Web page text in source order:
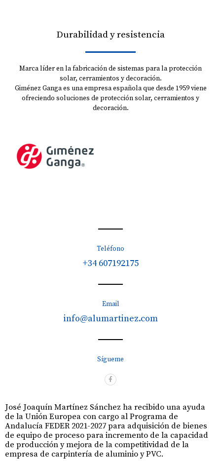
Durabilidad y resistencia
Marca líder en la fabricación de sistemas para la protección
solar, cerramientos y decoración.
Giménez Ganga es una empresa española que desde 1959 viene
ofreciendo soluciones de protección solar, cerramientos y
decoración.
Teléfono
+34 607192175
Email
info@alumartinez.com
Sígueme
José Joaquín Martínez Sánchez ha recibido una ayuda
de la Unión Europea con cargo al Programa de
Andalucía FEDER 2021-2027 para adquisición de bienes
de equipo de proceso para incremento de la capacidad
de producción y mejora de la competitividad de la
empresa de carpintería de aluminio y PVC.